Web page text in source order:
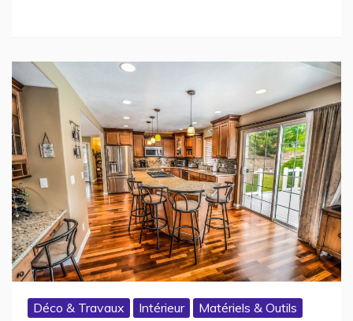
Déco & Travaux Intérieur Matériels & Outils